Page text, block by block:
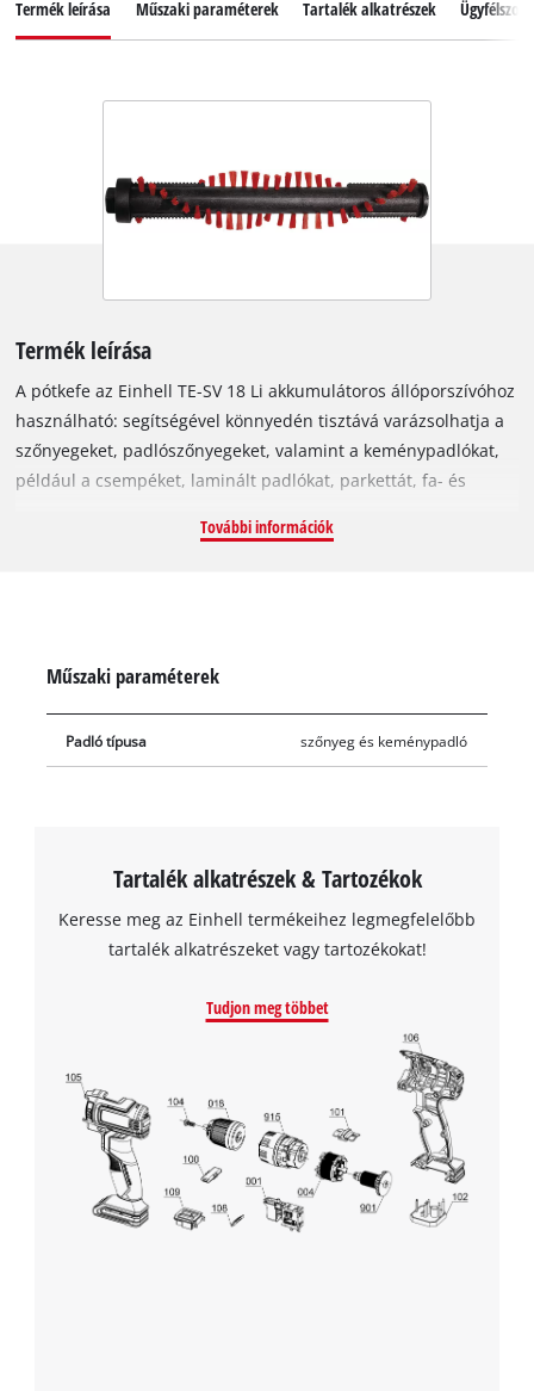
Termék leírása Műszaki paraméterek Tartalék alkatrészek
Termék leírása
A pótkefe az Einhell TE-SV 18 Li akkumulátoros állóporszívóhoz
használható: segítségével könnyedén tisztává varázsolhatja a
szőnyegeket, padlószőnyegeket, valamint a keménypadlókat,
például a csempéket, laminált padlókat, parkettát, fa- és
pótkefe sörtéivel még a mélyen beágyazódott
További információk
Műszaki paraméterek
Padló típusa szőnyeg és keménypadló
Tartalék alkatrészek & Tartozékok
Keresse meg az Einhell termékeihez legmegfelelőbb
tartalék alkatrészeket vagy tartozékokat!
Tudjon meg többet